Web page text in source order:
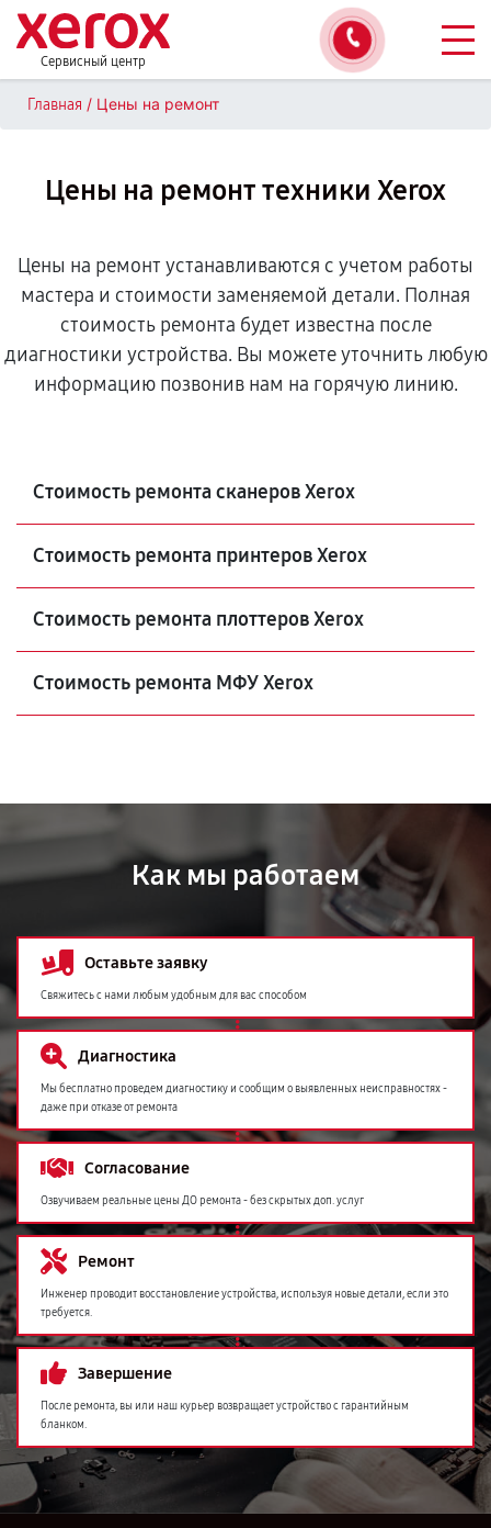
Сервисный центр
Главная / Цены на ремонт
Цены на ремонт техники Xerox
Цены на ремонт устанавливаются с учетом работы
мастера и стоимости заменяемой детали. Полная
стоимость ремонта будет известна после
диагностики устройства. Вы можете уточнить любую
информацию позвонив нам на горячую линию.
Стоимость ремонта сканеров Xerox
Стоимость ремонта принтеров Xerox
Стоимость ремонта плоттеров Xerox
Стоимость ремонта МФУ Xerox
Как мы работаем
Оставьте заявку
Свяжитесь с нами любым удобным для вас способом
Диагностика
Мы бесплатно проведем диагностику и сообщим о выявленных неисправностях -
даже при отказе от ремонта
Согласование
Озвучиваем реальные цены ДО ремонта - без скрытых доп. услуг
Ремонт
Инженер проводит восстановление устройства, используя новые детали, если это
требуется.
Завершение
После ремонта, вы или наш курьер возвращает устройство с гарантийным
бланком.